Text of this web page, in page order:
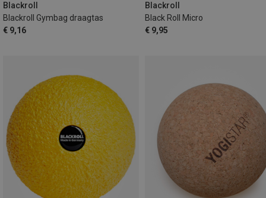
Blackroll
Blackroll Gymbag draagtas
€ 9,16
Blackroll
Black Roll Micro
€ 9,95